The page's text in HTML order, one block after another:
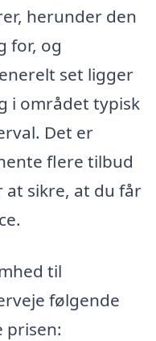
herunder den
for, og
set ligger
i området typisk
Det er
flere tilbud
sikre, at du får
til
følgende
prisen: